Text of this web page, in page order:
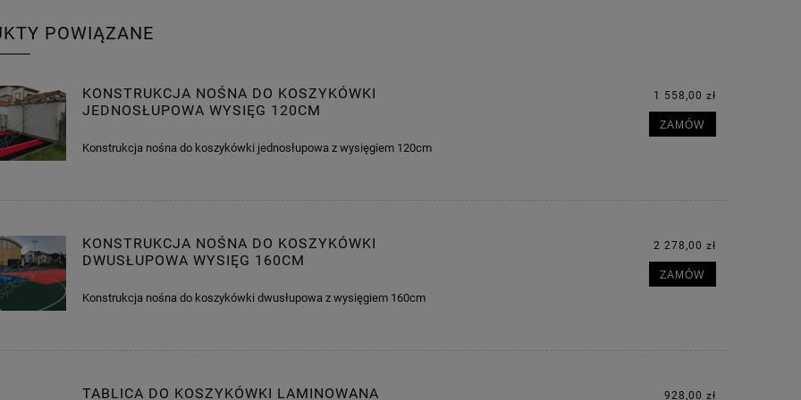
POWIĄZANE
KONSTRUKCJA NOŚNA DO KOSZYKÓWKI
JEDNOSŁUPOWA WYSIĘG 120CM
Konstrukcja nośna do koszykówki jednosłupowa z wysięgiem 120cm
1 558,00 zł
ZAMÓW
KONSTRUKCJA NOŚNA DO KOSZYKÓWKI
DWUSŁUPOWA WYSIĘG 160CM
Konstrukcja nośna do koszykówki dwusłupowa z wysięgiem 160cm
2 278,00 zł
ZAMÓW
TABLICA DO KOSZYKÓWKI LAMINOWANA 928,00 zł